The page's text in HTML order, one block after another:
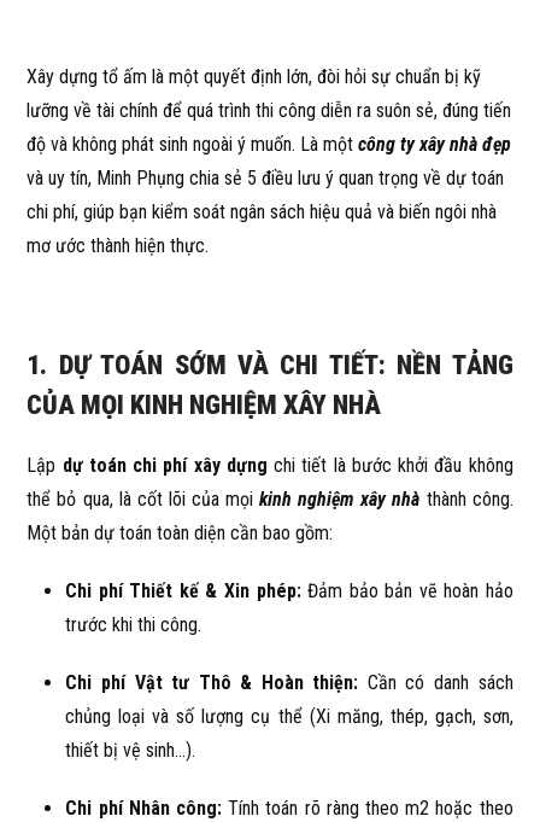
Xây dựng tổ ấm là một quyết định lớn, đòi hỏi sự chuẩn bị kỹ
lưỡng về tài chính để quá trình thi công diễn ra suôn sẻ, đúng tiến
độ và không phát sinh ngoài ý muốn. Là mộtcông ty xây nhà đẹp
và uy tín, Minh Phụng chia sẻ 5 điều lưu ý quan trọng về dự toán
chi phí, giúp bạn kiểm soát ngân sách hiệu quả và biến ngôi nhà
mơ ước thành hiện thực.
1. DỰ TOÁN SỚM VÀ CHI TIẾT: NỀN TẢNG
CỦA MỌI KINH NGHIỆM XÂY NHÀ
Lập dự toán chi phí xây dựng chi tiết là bước khởi đầu không
thể bỏ qua, là cốt lõi của mọikinh nghiệm xây nhà thành công.
Một bản dự toán toàn diện cần bao gồm:
Chi phí Thiết kế & Xin phép:Đảm bảo bản vẽ hoàn hảo
trước khi thi công.
Chi phí Vật tư Thô & Hoàn thiện: Cần có danh sách
chủng loại và số lượng cụ thể (Xi măng, thép, gạch, sơn,
thiết bị vệ sinh...).
Chi phí Nhân công: Tính toán rõ ràng theo m2 hoặc theo